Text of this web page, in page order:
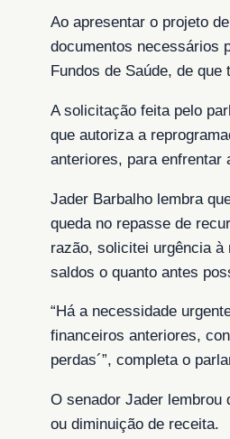
Ao apresentar o projeto
documentos necessários
Fundos de Saúde, de que
A solicitação feita pelo
que autoriza a
anteriores, para enfrentar
Jader Barbalho lembra
queda no repasse de
razão, solicitei urgência
saldos o quanto antes
“Há a necessidade
financeiros anteriores,
perdas´”, completa o
O senador Jader lembrou
ou diminuição de receita.